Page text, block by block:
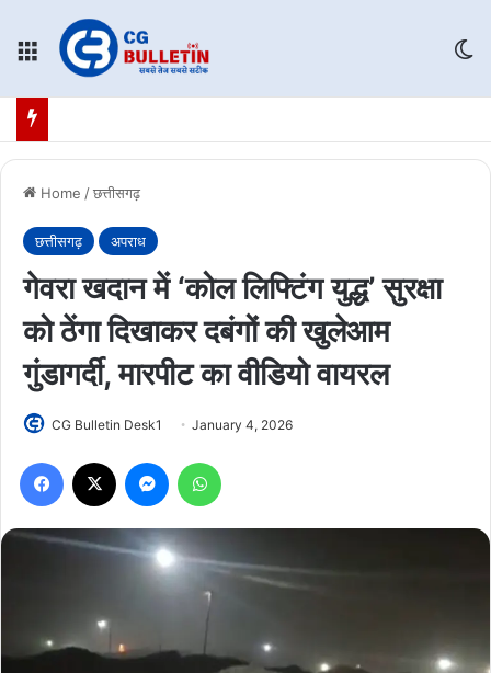
Menu
Home /छत्तीसगढ़
छत्तीसगढ़ अपराध
गेवरा खदान में ‘कोल लिफ्टिंग युद्ध’ सुरक्षा
को ठेंगा दिखाकर दबंगों की खुलेआम
गुंडागर्दी, मारपीट का वीडियो वायरल
CG Bulletin Desk1 January 4, 2026
Facebook Messenger